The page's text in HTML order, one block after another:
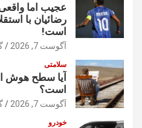
عجیب اما
است!
آگوست 7, 2026
سلامتی
آیا سطح هوش
است؟
آگوست 7, 2026
خودرو